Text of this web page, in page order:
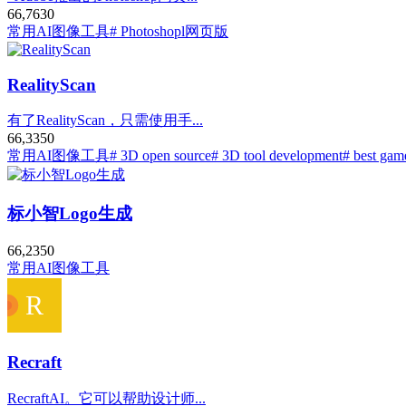
66,7630
常用AI图像工具# Photoshopl网页版
RealityScan
有了RealityScan，只需使用手...
66,3350
常用AI图像工具# 3D open source# 3D tool development# best
标小智Logo生成
66,2350
常用AI图像工具
Recraft
RecraftAI。它可以帮助设计师...